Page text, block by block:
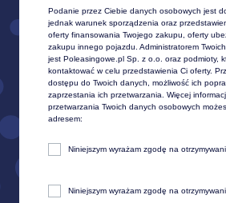
Podanie przez Ciebie danych osobowych jest
jednak warunek sporządzenia oraz
oferty finansowania Twojego zakupu, oferty
zakupu innego pojazdu. Administratorem
jest Poleasingowe.pl Sp. z o.o. oraz podmioty,
kontaktować w celu przedstawienia Ci oferty.
dostępu do Twoich danych, możliwość ich
zaprzestania ich przetwarzania. Więcej
przetwarzania Twoich danych osobowych
adresem: